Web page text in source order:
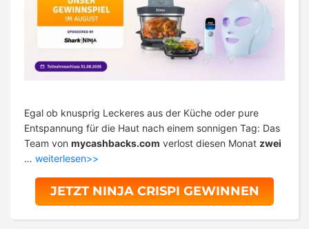
Egal ob knusprig Leckeres aus der Küche oder pure
Entspannung für die Haut nach einem sonnigen Tag: Das
Team von mycashbacks.com verlost diesen Monat zwei
… weiterlesen>>
JETZT NINJA CRISPI GEWINNEN